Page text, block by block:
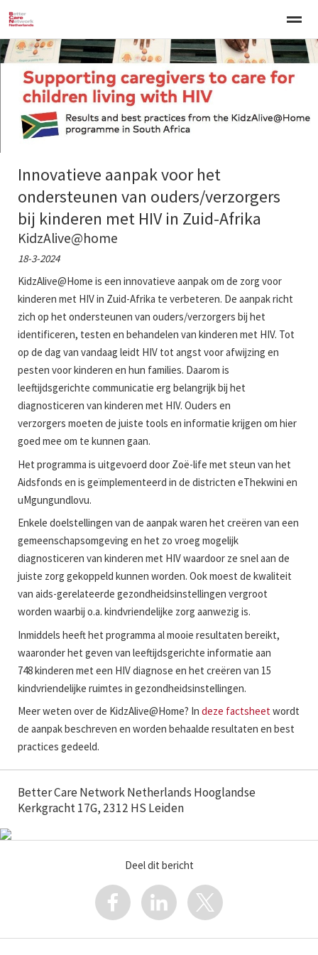
Welkom Over BCNN Werken met kinderen Gezinsgerichte
Home Nieuws Agenda E-mail
Innovatieve aanpak voor het
ondersteunen van ouders/verzorgers
bij kinderen met HIV in Zuid-Afrika
KidzAlive@home
18-3-2024
KidzAlive@Home is een innovatieve aanpak om de zorg voor
kinderen met HIV in Zuid-Afrika te verbeteren. De aanpak richt
zich op het ondersteunen van ouders/verzorgers bij het
identificeren, testen en behandelen van kinderen met HIV. Tot
op de dag van vandaag leidt HIV tot angst voor afwijzing en
pesten voor kinderen en hun families. Daarom is
leeftijdsgerichte communicatie erg belangrijk bij het
diagnosticeren van kinderen met HIV. Ouders en
verzorgers moeten de juiste tools en informatie krijgen om hier
goed mee om te kunnen gaan.
Het programma is uitgevoerd door Zoë-life met steun van het
Aidsfonds en is geïmplementeerd in de districten eThekwini en
uMgungundlovu.
Enkele doelstellingen van de aanpak waren het creëren van een
gemeenschapsomgeving en het zo vroeg mogelijk
diagnosticeren van kinderen met HIV waardoor ze snel aan de
juiste zorg gekoppeld kunnen worden. Ook moest de kwaliteit
van aids-gerelateerde gezondheidsinstellingen vergroot
worden waarbij o.a. kindvriendelijke zorg aanwezig is.
Inmiddels heeft het programma al mooie resultaten bereikt,
waaronder het geven van leeftijdsgerichte informatie aan
748 kinderen met een HIV diagnose en het creëren van 15
kindvriendelijke ruimtes in gezondheidsinstellingen.
Meer weten over de KidzAlive@Home? In deze factsheetwordt
de aanpak beschreven en worden behaalde resultaten en best
practices gedeeld.
Better Care Network Netherlands Hooglandse
Kerkgracht 17G, 2312 HS Leiden
Deel dit bericht